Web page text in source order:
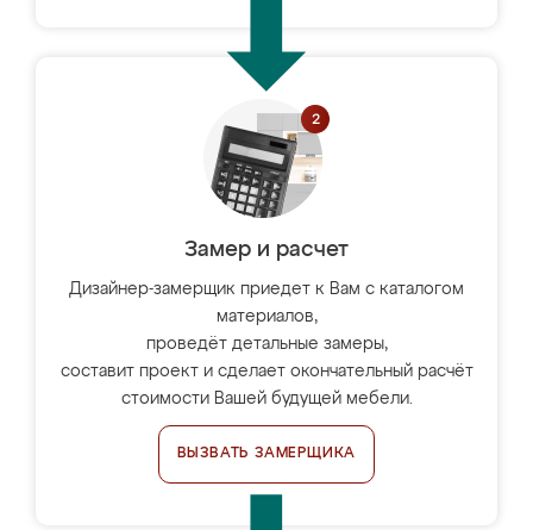
Замер и расчет
Дизайнер-замерщик приедет к Вам с каталогом
материалов,
проведёт детальные замеры,
составит проект и сделает окончательный расчёт
стоимости Вашей будущей мебели.
ВЫЗВАТЬ ЗАМЕРЩИКА